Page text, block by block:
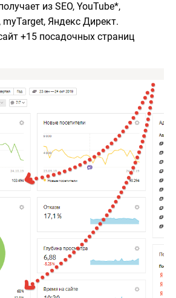
из SEO, YouTube*,
myTarget, Яндекс Директ.
+15 посадочных страниц